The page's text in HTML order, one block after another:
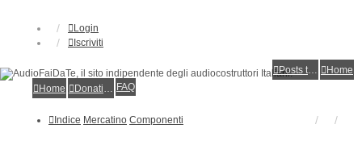
Login
Iscriviti
Posts toplist
Home
Home
Donations FAQ
Indice Mercatino Componenti